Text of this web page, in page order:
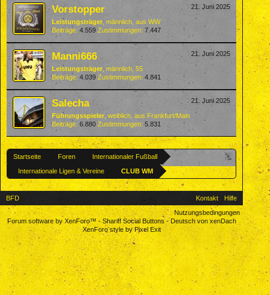
21. Juni 2025
Vorstopper
Leistungsträger, männlich, aus WW
Beiträge: 4.559 Zustimmungen: 7.447
21. Juni 2025
Manni666
Leistungsträger, männlich, 55
Beiträge: 4.039 Zustimmungen: 4.841
21. Juni 2025
Salecha
Führungsspieler , weiblich, aus Frankfurt/Main
Beiträge: 6.880 Zustimmungen: 5.831
Startseite Foren
Internationaler Fußball
Internationale Ligen & Vereine
CLUB WM
BFD Kontakt
Hilfe
Nutzungsbedingungen
Forum software by XenForo™- Shariff Social Buttons-Deutsch von xenDach
XenForo style by Pixel Exit